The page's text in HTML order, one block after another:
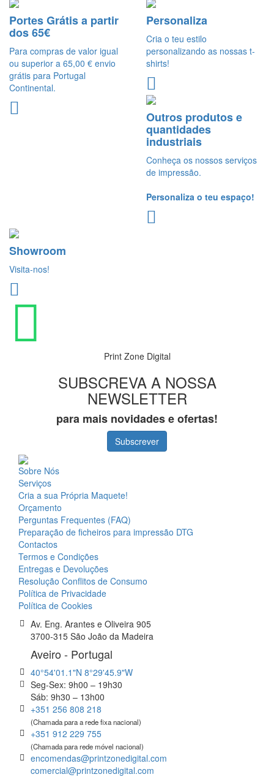
Portes Grátis a partir
dos 65€
Para compras de valor igual
ou superior a 65,00 € envio
grátis para Portugal
Continental.
Personaliza
Cria o teu estilo
personalizando as nossas t-
shirts!
Outros produtos e
quantidades
industriais
Conheça os nossos serviços
de impressão.
Personaliza o teu espaço!
Showroom
Visita-nos!
Print Zone Digital
SUBSCREVA A NOSSA
NEWSLETTER
para mais novidades e ofertas!
Subscrever
Sobre Nós
Serviços
Cria a sua Própria Maquete!
Orçamento
Perguntas Frequentes (FAQ)
Preparação de ficheiros para impressão DTG
Contactos
Termos e Condições
Entregas e Devoluções
Resolução Conflitos de Consumo
Política de Privacidade
Política de Cookies
Av. Eng. Arantes e Oliveira 905
3700-315 São João da Madeira
Aveiro - Portugal
40°54'01.1"N 8°29'45.9"W
Seg-Sex: 9h00 – 19h30
Sáb: 9h30 – 13h00
+351 256 808 218
(Chamada para a rede fixa nacional)
+351 912 229 755
(Chamada para rede móvel nacional)
encomendas@printzonedigital.com
comercial@printzonedigital.com